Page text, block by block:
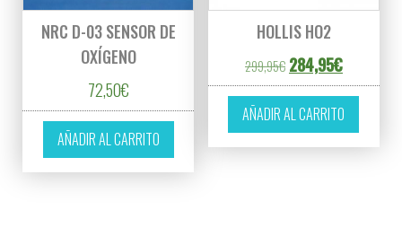
NRC D-03 SENSOR DE
OXÍGENO
72,50€
AÑADIR AL CARRITO
HOLLIS HO2
299,95€ El precio original
284,95€El precio
AÑADIR AL CARRITO